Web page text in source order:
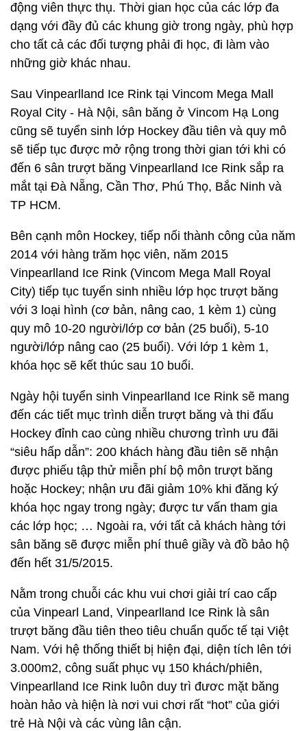
động viên thực thụ. Thời gian học của các lớp đa
dạng với đầy đủ các khung giờ trong ngày, phù hợp
cho tất cả các đối tượng phải đi học, đi làm vào
những giờ khác nhau.
Sau Vinpearlland Ice Rink tại Vincom Mega Mall
Royal City - Hà Nội, sân băng ở Vincom Hạ Long
cũng sẽ tuyển sinh lớp Hockey đầu tiên và quy mô
sẽ tiếp tục được mở rộng trong thời gian tới khi có
đến 6 sân trượt băng Vinpearlland Ice Rink sắp ra
mắt tại Đà Nẵng, Cần Thơ, Phú Thọ, Bắc Ninh và
TP HCM.
Bên cạnh môn Hockey, tiếp nối thành công của năm
2014 với hàng trăm học viên, năm 2015
Vinpearlland Ice Rink (Vincom Mega Mall Royal
City) tiếp tục tuyển sinh nhiều lớp học trượt băng
với 3 loại hình (cơ bản, nâng cao, 1 kèm 1) cùng
quy mô 10-20 người/lớp cơ bản (25 buổi), 5-10
người/lớp nâng cao (25 buổi). Với lớp 1 kèm 1,
khóa học sẽ kết thúc sau 10 buổi.
Ngày hội tuyển sinh Vinpearlland Ice Rink sẽ mang
đến các tiết mục trình diễn trượt băng và thi đấu
Hockey đỉnh cao cùng nhiều chương trình ưu đãi
“siêu hấp dẫn”: 200 khách hàng đầu tiên sẽ nhận
được phiếu tập thử miễn phí bộ môn trượt băng
hoặc Hockey; nhận ưu đãi giảm 10% khi đăng ký
khóa học ngay trong ngày; được tư vấn tham gia
các lớp học; … Ngoài ra, với tất cả khách hàng tới
sân băng sẽ được miễn phí thuê giầy và đồ bảo hộ
đến hết 31/5/2015.
Nằm trong chuỗi các khu vui chơi giải trí cao cấp
của Vinpearl Land, Vinpearlland Ice Rink là sân
trượt băng đầu tiên theo tiêu chuẩn quốc tế tại Việt
Nam. Với hệ thống thiết bị hiện đại, diện tích lên tới
3.000m2, công suất phục vụ 150 khách/phiên,
Vinpearlland Ice Rink luôn duy trì đươc mặt băng
hoàn hảo và hiện là nơi vui chơi rất “hot” của giới
trẻ Hà Nội và các vùng lân cận.